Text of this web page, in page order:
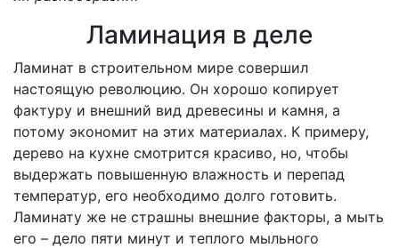
Ламинация в деле
Ламинат в строительном мире совершил
настоящую революцию. Он хорошо копирует
фактуру и внешний вид древесины и камня, а
потому экономит на этих материалах. К примеру,
дерево на кухне смотрится красиво, но, чтобы
выдержать повышенную влажность и перепад
температур, его необходимо долго готовить.
Ламинату же не страшны внешние факторы, а мыть
его – дело пяти минут и теплого мыльного